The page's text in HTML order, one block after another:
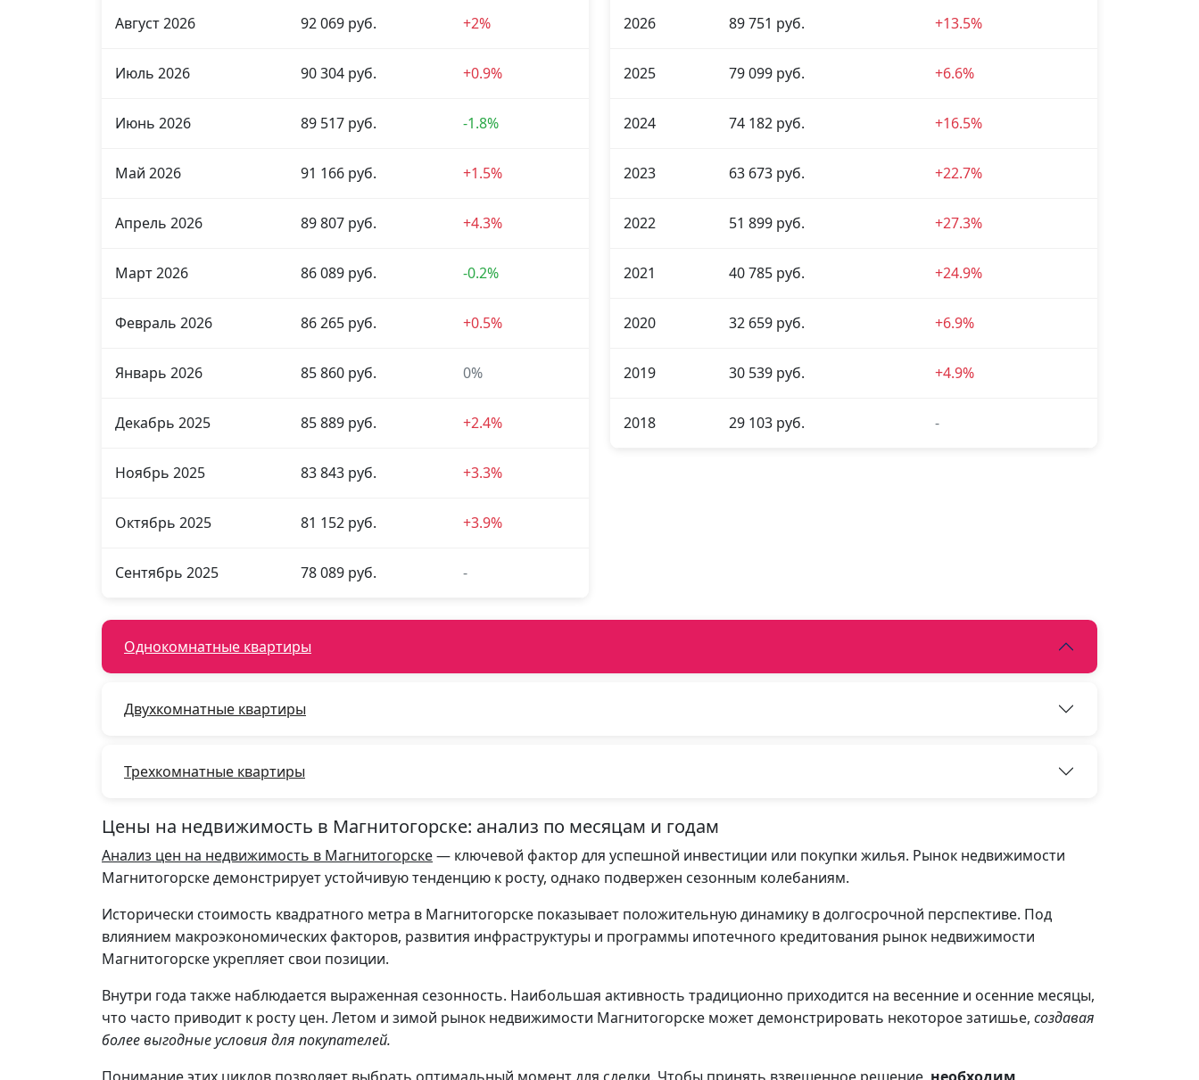
Август 2026 92 069 руб. +2%
Июль 2026 90 304 руб. +0.9%
Июнь 2026 89 517 руб. -1.8%
Май 2026 91 166 руб. +1.5%
Апрель 2026 89 807 руб. +4.3%
Март 2026 86 089 руб. -0.2%
Февраль 2026 86 265 руб. +0.5%
Январь 2026 85 860 руб. 0%
Декабрь 2025 85 889 руб. +2.4%
Ноябрь 2025 83 843 руб. +3.3%
Октябрь 2025 81 152 руб. +3.9%
Сентябрь 2025 78 089 руб. -
2026 89 751 руб. +13.5%
2025 79 099 руб. +6.6%
2024 74 182 руб. +16.5%
2023 63 673 руб. +22.7%
2022 51 899 руб. +27.3%
2021 40 785 руб. +24.9%
2020 32 659 руб. +6.9%
2019 30 539 руб. +4.9%
2018 29 103 руб. -
Однокомнатные квартиры
Двухкомнатные квартиры
Трехкомнатные квартиры
Цены на недвижимость в Магнитогорске: анализ по месяцам и годам
Анализ цен на недвижимость в Магнитогорске— ключевой фактор для успешной инвестиции или покупки жилья. Рынок недвижимости
Магнитогорске демонстрирует устойчивую тенденцию к росту, однако подвержен сезонным колебаниям.
Исторически стоимость квадратного метра в Магнитогорске показывает положительную динамику в долгосрочной перспективе. Под
влиянием макроэкономических факторов, развития инфраструктуры и программы ипотечного кредитования рынок недвижимости
Магнитогорске укрепляет свои позиции.
Внутри года также наблюдается выраженная сезонность. Наибольшая активность традиционно приходится на весенние и осенние месяцы,
что часто приводит к росту цен. Летом и зимой рынок недвижимости Магнитогорске может демонстрировать некоторое затишье, создавая
более выгодные условия для покупателей.